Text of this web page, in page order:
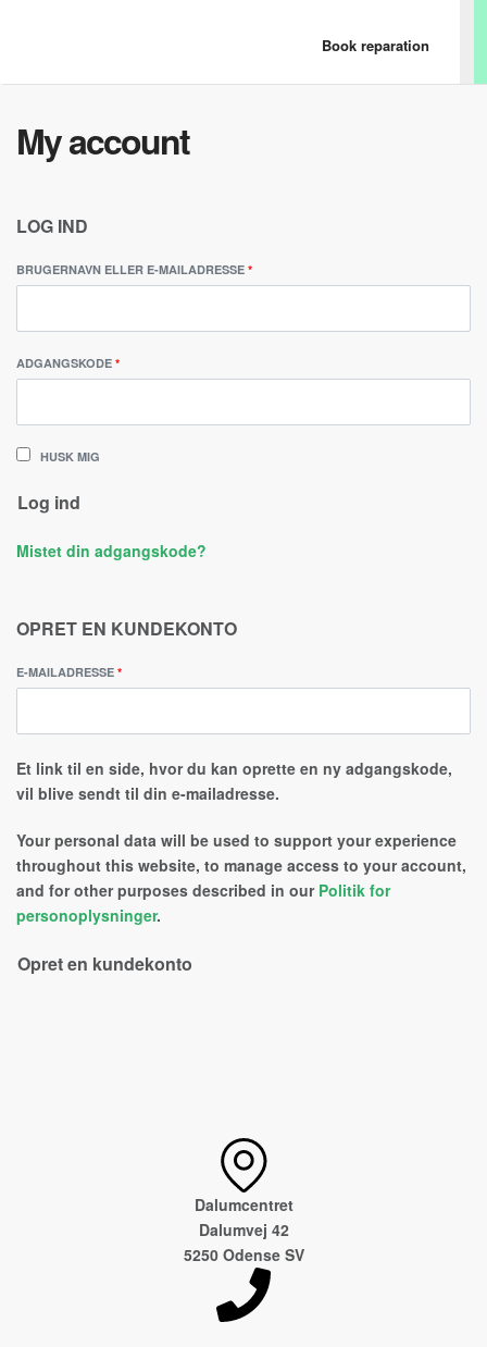
Book reparation
My account
LOG IND
BRUGERNAVN ELLER E-MAILADRESSE *
ADGANGSKODE *
HUSK MIG
Log ind
Mistet din adgangskode?
OPRET EN KUNDEKONTO
E-MAILADRESSE *
Et link til en side, hvor du kan oprette en ny adgangskode,
vil blive sendt til din e-mailadresse.
Your personal data will be used to support your experience
throughout this website, to manage access to your account,
and for other purposes described in our Politik for
personoplysninger.
Opret en kundekonto
Dalumcentret
Dalumvej 42
5250 Odense SV